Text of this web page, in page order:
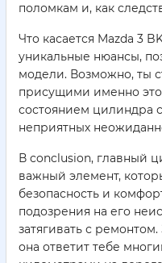
поломкам и, как
Что касается Mazda 3
уникальные нюансы,
модели. Возможно, ты
присущими именно
состоянием цилиндра
неприятных
В conclusion, главный
важный элемент,
безопасность и
подозрения на его
затягивать с
она ответит тебе